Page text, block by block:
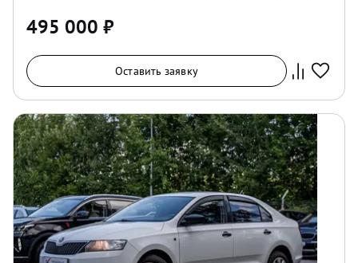
495 000 ₽
Оставить заявку